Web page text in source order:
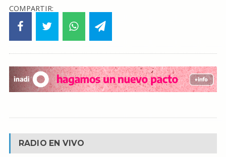
COMPARTIR:
RADIO EN VIVO